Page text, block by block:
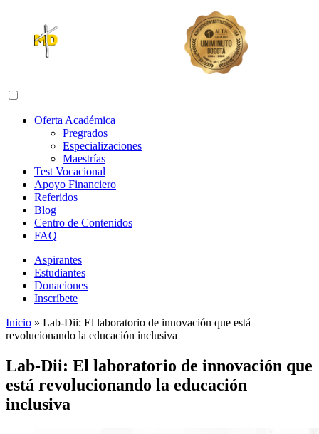
Abrir menú de navegación
Oferta Académica
Pregrados
Especializaciones
Maestrías
Test Vocacional
Apoyo Financiero
Referidos
Blog
Centro de Contenidos
FAQ
Aspirantes
Estudiantes
Donaciones
Inscríbete
Inicio » Lab-Dii: El laboratorio de innovación que está
revolucionando la educación inclusiva
Lab-Dii: El laboratorio de innovación que
está revolucionando la educación
inclusiva